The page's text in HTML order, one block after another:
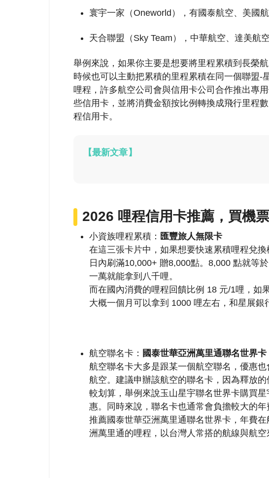
寰宇一家（Oneworld），有國泰航空、美國
天合聯盟（Sky Team），中華航空、達美航
舉例來說，如果你主要是想要將里程累積到長榮
時候也可以主動把累積的里程累積在同一個聯盟-
哩程， 許多航空公司會與信用卡公司合作推出專
些信用卡，並將消費金額按比例轉換成飛行里程
程信用卡。
【最新文章】
2026 哩程信用卡推薦，買機
小資族哩程累積： 匯豐旅人無限卡
在這三張卡片中，如果想要快速累積哩程兌換
日內刷滿10,000+ 贈8,000點。8,000 點就等
一萬就能拿到八千哩。
而在國內消費的哩程回饋比例 18 元/1哩，如
大概一個月可以拿到 1000 哩左右，和星展銀
航空聯名卡： 國泰世華亞洲萬里通聯名世界卡
航空聯名卡大多是跟某一個航空聯名，優惠
航空。建議申辦該航空的聯名卡，因為釋放
較划算，舉例來說玉山星宇聯名世界卡購買星
惠。同時來說，聯名卡也通常會負擔較大的
推薦國泰世華亞洲萬里通聯名世界卡，年費
洲萬里通的哩程，以台灣人常搭的航線與航空